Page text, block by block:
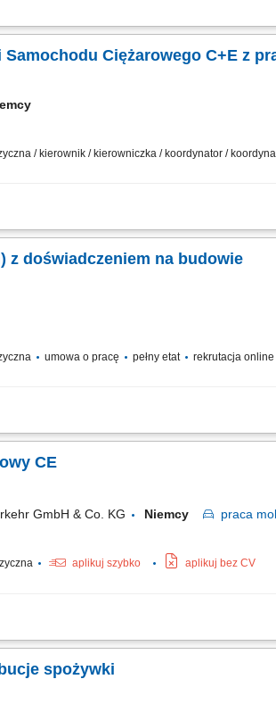
DMC pow. 3,5 t z przyczepami/naczepami w ramach
Ciężarowego C+E z
/ kierownik / kierowniczka / koordynator /
ciężkich maszyn oraz urządzeń
z doświadczeniem na budowie
umowa o pracę pełny etat rekrutacja online
niemieckich projektów budowlanych
CE
GmbH & Co. KG Niemcy praca
aplikuj szybko aplikuj bez CV
zgodnie z ustalonym harmonogramem,
spożywki